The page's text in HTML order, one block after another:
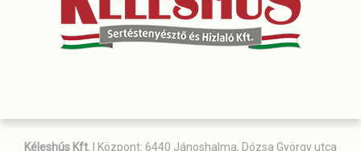
Kéleshús Kft. | Központ: 6440 Jánoshalma, Dózsa György utca